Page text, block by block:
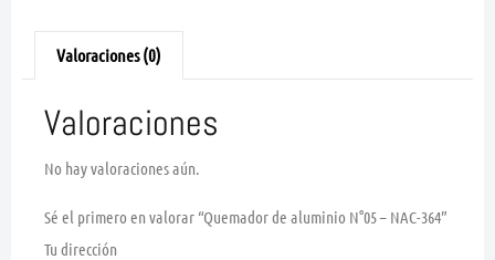
Valoraciones (0)
Valoraciones
No hay valoraciones aún.
Sé el primero en valorar “Quemador de aluminio N°05 – NAC-364”
Tu dirección